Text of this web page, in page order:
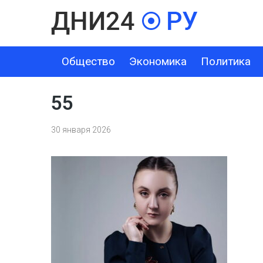
Общество Экономика Политика
ЭКОНОМИКА ПОЛИТИКА ШОУ-БИЗНЕС
55
30 января 2026